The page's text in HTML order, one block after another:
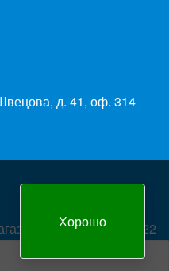
д. 41, оф. 314
"Всезнаки.рф" 2022
сайта - Panteon WS
Хорошо